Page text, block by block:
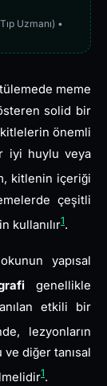
Uzmanı) •
meme
solid bir
kitlelerin önemli
iyi huylu veya
kitlenin içeriği
çeşitli
kullanılır1.
yapısal
genellikle
etkili bir
lezyonların
diğer tanısal
1.